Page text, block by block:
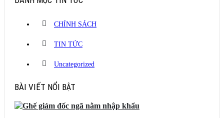
CHÍNH SÁCH
TIN TỨC
Uncategorized
BÀI VIẾT NỔI BẬT